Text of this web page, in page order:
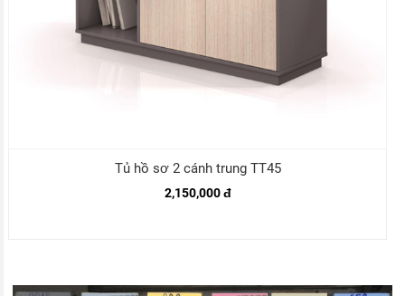
Tủ hồ sơ 2 cánh trung TT45
2,150,000 đ